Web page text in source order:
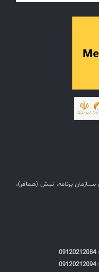
برنامه، نبـش (هـمافر)،
: 09120212084
: 09120212094